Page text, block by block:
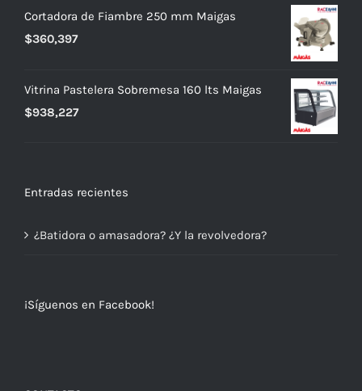
Cortadora de Fiambre 250 mm Maigas
$360,397
Vitrina Pastelera Sobremesa 160 lts Maigas
$938,227
Entradas recientes
¿Batidora o amasadora? ¿Y la revolvedora?
¡Síguenos en Facebook!